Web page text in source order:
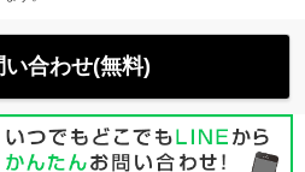
い合わせ(無料)